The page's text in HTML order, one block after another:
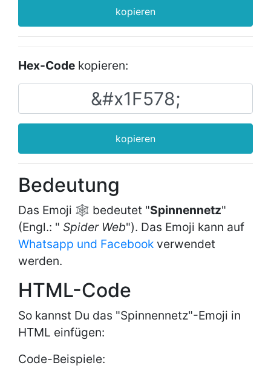
kopieren
Hex-Code kopieren:
kopieren
Bedeutung
Das Emoji 🕸 bedeutet "Spinnennetz"
(Engl.: " Spider Web"). Das Emoji kann auf
Whatsapp und Facebook verwendet
werden.
HTML-Code
So kannst Du das "Spinnennetz"-Emoji in
HTML einfügen:
Code-Beispiele: